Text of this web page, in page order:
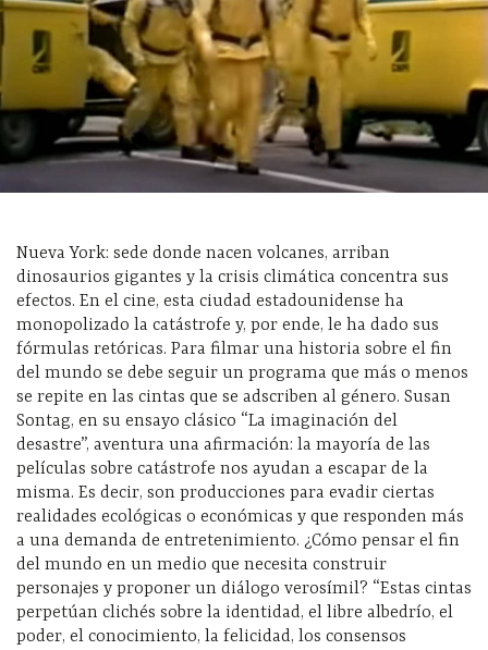
Nueva York: sede donde nacen volcanes, arriban
dinosaurios gigantes y la crisis climática concentra sus
efectos. En el cine, esta ciudad estadounidense ha
monopolizado la catástrofe y, por ende, le ha dado sus
fórmulas retóricas. Para filmar una historia sobre el fin
del mundo se debe seguir un programa que más o menos
se repite en las cintas que se adscriben al género. Susan
Sontag, en su ensayo clásico “La imaginación del
desastre”, aventura una afirmación: la mayoría de las
películas sobre catástrofe nos ayudan a escapar de la
misma. Es decir, son producciones para evadir ciertas
realidades ecológicas o económicas y que responden más
a una demanda de entretenimiento. ¿Cómo pensar el fin
del mundo en un medio que necesita construir
personajes y proponer un diálogo verosímil? “Estas cintas
perpetúan clichés sobre la identidad, el libre albedrío, el
poder, el conocimiento, la felicidad, los consensos